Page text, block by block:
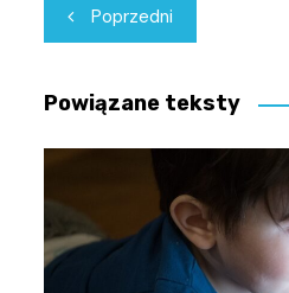
Nawigacja
wpisu
Poprzedni
Powiązane teksty